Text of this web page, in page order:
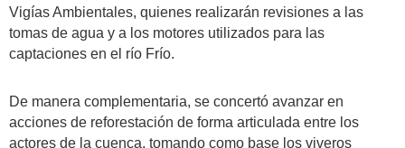
Vigías Ambientales, quienes realizarán revisiones a las
tomas de agua y a los motores utilizados para las
captaciones en el río Frío.
De manera complementaria, se concertó avanzar en
acciones de reforestación de forma articulada entre los
actores de la cuenca, tomando como base los viveros